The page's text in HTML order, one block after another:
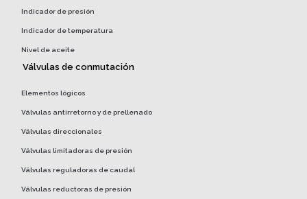
Indicador de presión
Indicador de temperatura
Nivel de aceite
Válvulas de conmutación
Elementos lógicos
Válvulas antirretorno y de prellenado
Válvulas direccionales
Válvulas limitadoras de presión
Válvulas reguladoras de caudal
Válvulas reductoras de presión